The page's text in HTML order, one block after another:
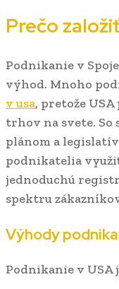
Prečo
Podnikanie v
výhod. Mnoho
v usa, pretože
trhov na svete.
plánom a
podnikatelia
jednoduchú
spektru
Výhody
Podnikanie v USA